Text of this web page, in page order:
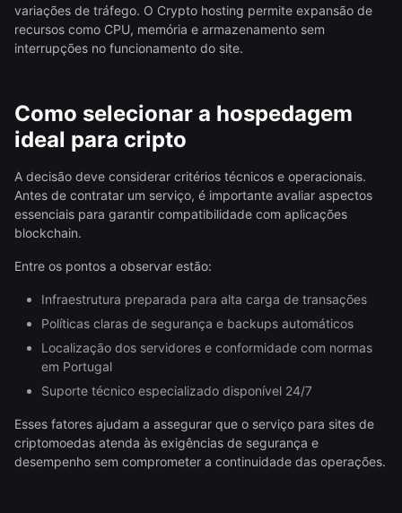
variações de tráfego. O Crypto hosting permite expansão de
recursos como CPU, memória e armazenamento sem
interrupções no funcionamento do site.
Como selecionar a hospedagem
ideal para cripto
A decisão deve considerar critérios técnicos e operacionais.
Antes de contratar um serviço, é importante avaliar aspectos
essenciais para garantir compatibilidade com aplicações
blockchain.
Entre os pontos a observar estão:
Infraestrutura preparada para alta carga de transações
Políticas claras de segurança e backups automáticos
Localização dos servidores e conformidade com normas
em Portugal
Suporte técnico especializado disponível 24/7
Esses fatores ajudam a assegurar que o serviço para sites de
criptomoedas atenda às exigências de segurança e
desempenho sem comprometer a continuidade das operações.